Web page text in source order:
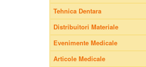
Tehnica Dentara
Distribuitori Materiale
Evenimente Medicale
Articole Medicale